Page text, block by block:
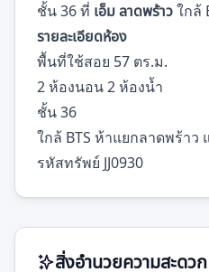
ชั้น 36 ที่ เอ็ม ลาดพร้าวใกล้
รายละเอียดห้อง
พื้นที่ใช้สอย 57 ตร.ม.
2 ห้องนอน 2 ห้องน้ำ
ชั้น 36
ใกล้ BTS ห้าแยกลาดพร้าว
รหัสทรัพย์ JJ0930
สิ่งอำนวยความสะดวก